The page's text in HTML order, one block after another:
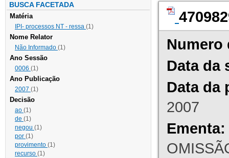
BUSCA FACETADA
Matéria
IPI- processos NT - ressa (1)
Nome Relator
Não Informado (1)
Ano Sessão
0006 (1)
Ano Publicação
2007 (1)
Decisão
ao (1)
de (1)
negou (1)
por (1)
provimento (1)
recurso (1)
Numero
Data da
Data da
2007
Ementa: